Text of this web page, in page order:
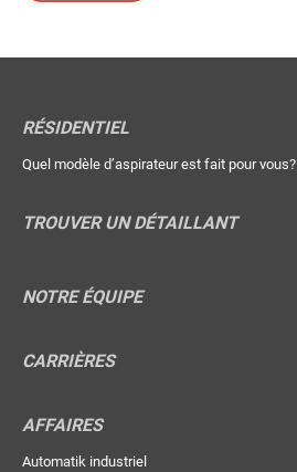
RÉSIDENTIEL
Quel modèle d’aspirateur est fait pour vous?
TROUVER UN DÉTAILLANT
NOTRE ÉQUIPE
CARRIÈRES
AFFAIRES
Automatik industriel